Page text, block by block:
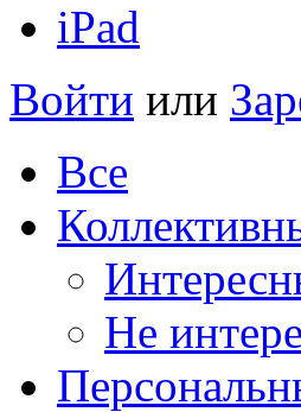
iPad
Войти или
Все
Не